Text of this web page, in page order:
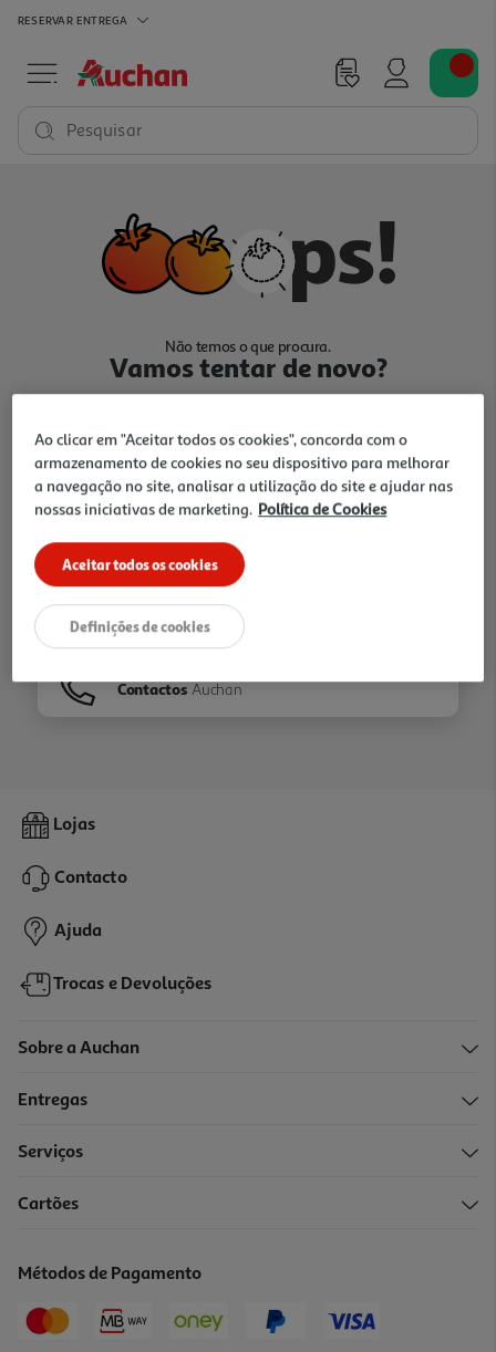
RESERVAR ENTREGA
Pesquisar
Não temos o que procura.
Vamos tentar de novo?
Ir para Homepage
Folhetos
Contactos Auchan
Lojas
Contacto
Ajuda
Trocas e Devoluções
Sobre a Auchan
Entregas
Serviços
Cartões
Métodos de Pagamento
Ao clicar em "Aceitar todos os cookies", concorda com o
armazenamento de cookies no seu dispositivo para melhorar
a navegação no site, analisar a utilização do site e ajudar nas
nossas iniciativas de marketing. Política de Cookies
Aceitar todos os cookies
Definições de cookies